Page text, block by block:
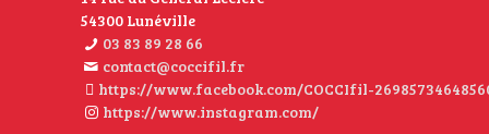
54300 Lunéville
03 83 89 28 66
contact@coccifil.fr
https://www.facebook.com/COCCIfil-
https://www.instagram.com/